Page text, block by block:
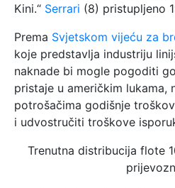
Kini.“ Serrari (8) pristupljeno
Prema Svjetskom vijeću za
koje predstavlja industriju
naknade bi mogle pogoditi
pristaje u američkim lukama,
potrošačima godišnje
i udvostručiti troškove
Trenutna distribucija flote